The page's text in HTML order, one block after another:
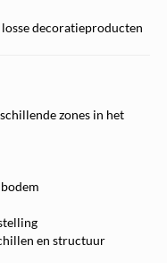
decoratieproducten
zones in het
en structuur